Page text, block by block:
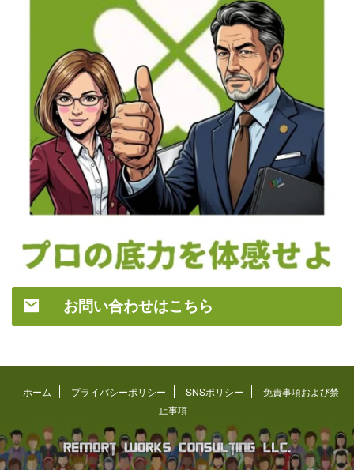
お問い合わせはこちら
ホーム プライバシーポリシー SNSポリシー
免責事項および禁
止事項